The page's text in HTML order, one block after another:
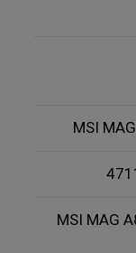
MSI
MSI MAG